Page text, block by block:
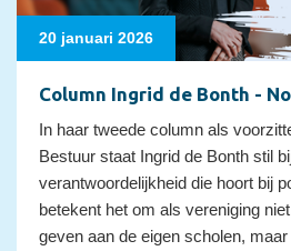
20 januari 2026
Column Ingrid de Bonth -
In haar tweede column als
Bestuur staat Ingrid de Bonth stil
verantwoordelijkheid die hoort bij
betekent het om als vereniging
geven aan de eigen scholen,